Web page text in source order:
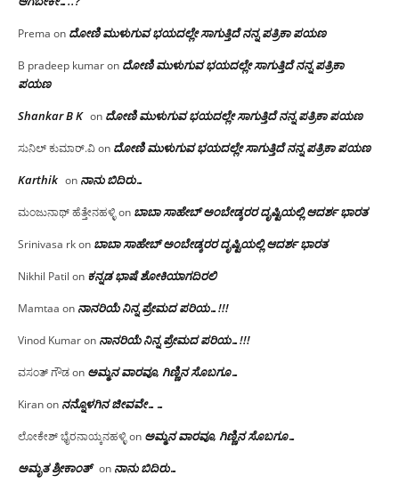
Prema on ದೋಣಿ ಮುಳುಗುವ ಭಯದಲ್ಲೇ ಸಾಗುತ್ತಿದೆ ನನ್ನ ಪತ್ರಿಕಾ ಪಯಣ
B pradeep kumaron ದೋಣಿ ಮುಳುಗುವ ಭಯದಲ್ಲೇ ಸಾಗುತ್ತಿದೆ ನನ್ನ ಪತ್ರಿಕಾ
ಪಯಣ
Shankar B K on ದೋಣಿ ಮುಳುಗುವ ಭಯದಲ್ಲೇ ಸಾಗುತ್ತಿದೆ ನನ್ನ ಪತ್ರಿಕಾ ಪಯಣ
ಸುನಿಲ್ ಕುಮಾರ್.ವಿon ದೋಣಿ ಮುಳುಗುವ ಭಯದಲ್ಲೇ ಸಾಗುತ್ತಿದೆ ನನ್ನ ಪತ್ರಿಕಾ ಪಯಣ
Karthik on ನಾನು ಬಿದಿರು…
ಮಂಜುನಾಥ್ ಹೆತ್ತೇನಹಳ್ಳಿon ಬಾಬಾ ಸಾಹೇಬ್ ಅಂಬೇಡ್ಕರರ ದೃಷ್ಟಿಯಲ್ಲಿ ಆದರ್ಶ ಭಾರತ
Srinivasa rkon ಬಾಬಾ ಸಾಹೇಬ್ ಅಂಬೇಡ್ಕರರ ದೃಷ್ಟಿಯಲ್ಲಿ ಆದರ್ಶ ಭಾರತ
Nikhil Patil on ಕನ್ನಡ ಭಾಷೆ ಶೋಕಿಯಾಗದಿರಲಿ
Mamtaa on ನಾನರಿಯೆ ನಿನ್ನ ಪ್ರೇಮದ ಪರಿಯ…!!!
Vinod Kumaron ನಾನರಿಯೆ ನಿನ್ನ ಪ್ರೇಮದ ಪರಿಯ…!!!
ವಸಂತ್ ಗೌಡon ಅಮ್ಮನ ವಾರವೂ, ಗಿಣ್ಣಿನ ಸೊಬಗೂ…
Kiranon ನನ್ನೊಳಗಿನ ಜೀವವೇ……
ಲೋಕೇಶ್ ಭೈರನಾಯ್ಕನಹಳ್ಳಿon ಅಮ್ಮನ ವಾರವೂ, ಗಿಣ್ಣಿನ ಸೊಬಗೂ…
ಅಮೃತ ಶ್ರೀಕಾಂತ್ on ನಾನು ಬಿದಿರು…